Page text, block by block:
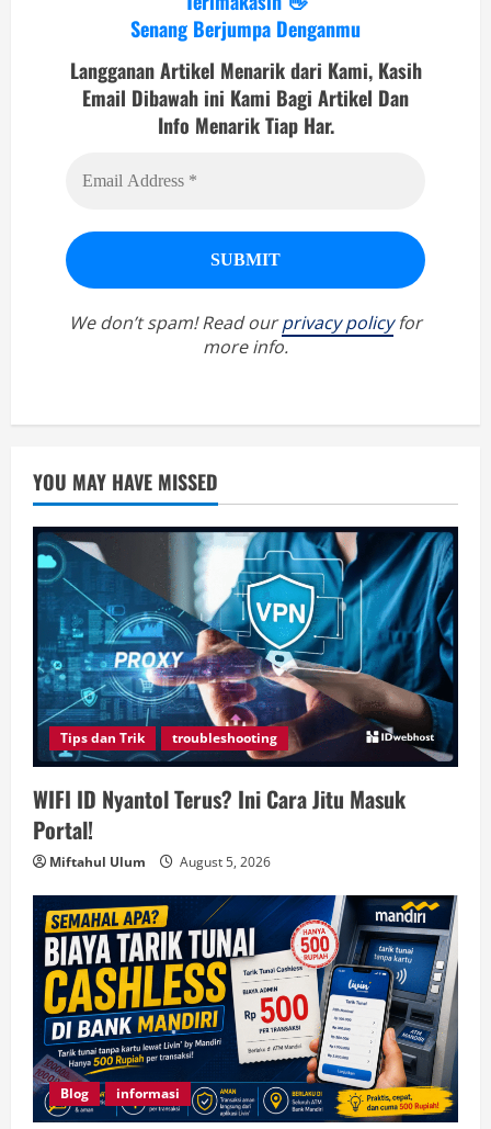
Senang Berjumpa Denganmu
Langganan Artikel Menarik dari Kami, Kasih
Email Dibawah ini Kami Bagi Artikel Dan
Info Menarik Tiap Har.
We don’t spam! Read ourprivacy policyfor
more info.
YOU MAY HAVE MISSED
Tips dan Trik troubleshooting
WIFI ID Nyantol Terus? Ini Cara Jitu Masuk
Portal!
Miftahul Ulum August 5, 2026
Blog informasi